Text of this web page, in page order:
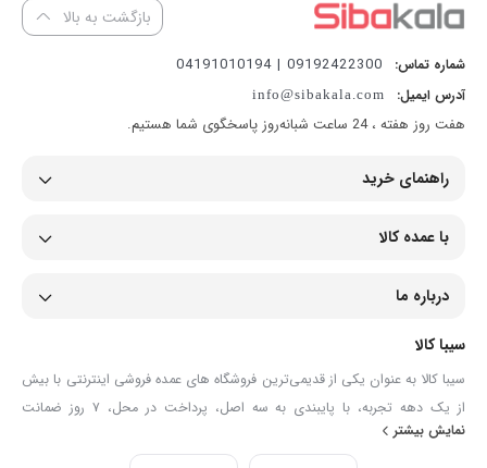
بازگشت به بالا
شماره تماس: 09192422300 | 04191010194
آدرس ایمیل: info@sibakala.com
هفت روز هفته ، 24 ساعت شبانه‌روز پاسخگوی شما هستیم.
راهنمای خرید
با عمده کالا
درباره ما
سیبا کالا
سیبا کالا به عنوان یکی از قدیمی‌ترین فروشگاه های عمده فروشی اینترنتی با بیش
از یک دهه تجربه، با پایبندی به سه اصل، پرداخت در محل، ۷ روز ضمانت
بازگشت کالا و تضمین اصل‌بودن کالا موفق شده تا همگام با فروشگاه‌های معتبر
نمایش بیشتر